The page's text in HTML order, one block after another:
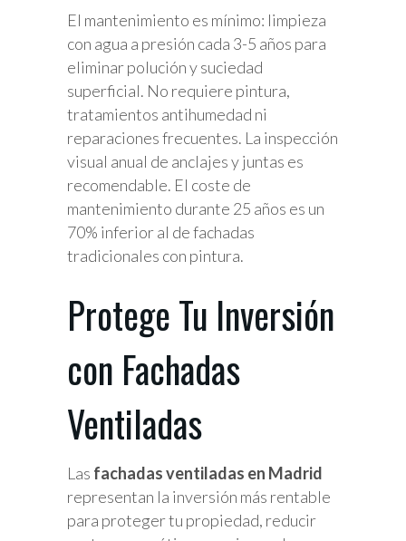
El mantenimiento es mínimo: limpieza
con agua a presión cada 3-5 años para
eliminar polución y suciedad
superficial. No requiere pintura,
tratamientos antihumedad ni
reparaciones frecuentes. La inspección
visual anual de anclajes y juntas es
recomendable. El coste de
mantenimiento durante 25 años es un
70% inferior al de fachadas
tradicionales con pintura.
Protege Tu Inversión
con Fachadas
Ventiladas
Las fachadas ventiladas en Madrid
representan la inversión más rentable
para proteger tu propiedad, reducir